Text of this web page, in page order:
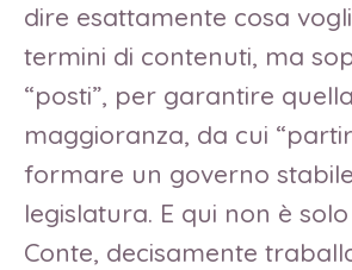
dire esattamente cosa
termini di contenuti, ma
“posti”, per garantire quella
maggioranza, da cui
formare un governo
legislatura. E qui non è
Conte, decisamente